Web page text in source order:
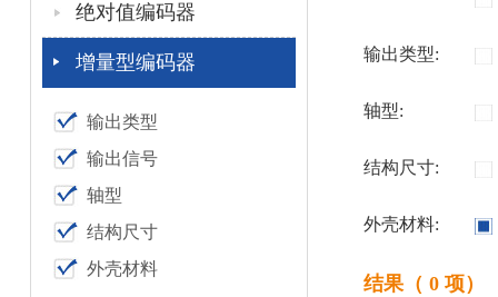
绝对值编码器
增量型编码器
输出类型
输出信号
轴型
结构尺寸
外壳材料
输出类型:
轴型:
结构尺寸:
外壳材料:
结果（ 0 项）